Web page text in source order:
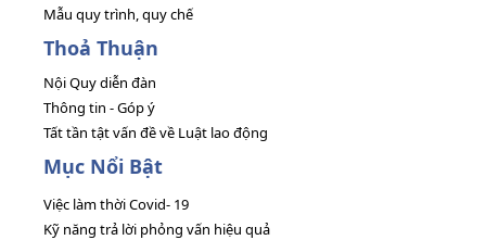
Mẫu quy trình, quy chế
Thoả Thuận
Nội Quy diễn đàn
Thông tin - Góp ý
Tất tần tật vấn đề về Luật lao động
Mục Nổi Bật
Việc làm thời Covid- 19
Kỹ năng trả lời phỏng vấn hiệu quả